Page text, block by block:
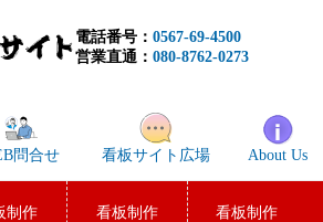
電話番号： 0567-69-4500
営業直通： 080-8762-0273
問合せ 看板サイト広場 About Us
制作
看板制作
看板制作